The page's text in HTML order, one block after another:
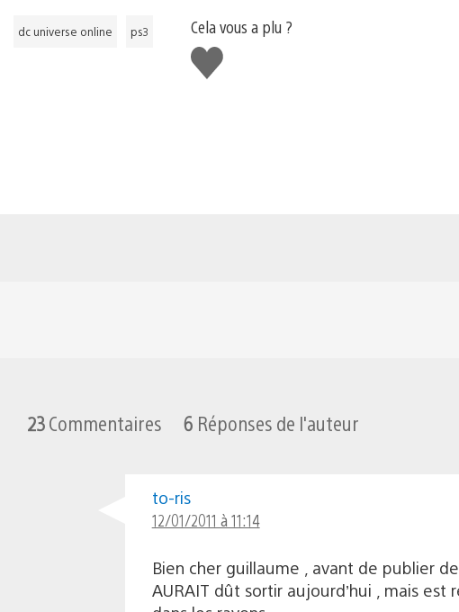
dc universe online ps3
Cela vous a plu ?
J'aime
23Commentaires 6 Réponses de l'auteur
to-ris
12/01/2011 à 11:14
Bien cher guillaume , avant de publier
AURAIT dût sortir aujourd’hui , mais